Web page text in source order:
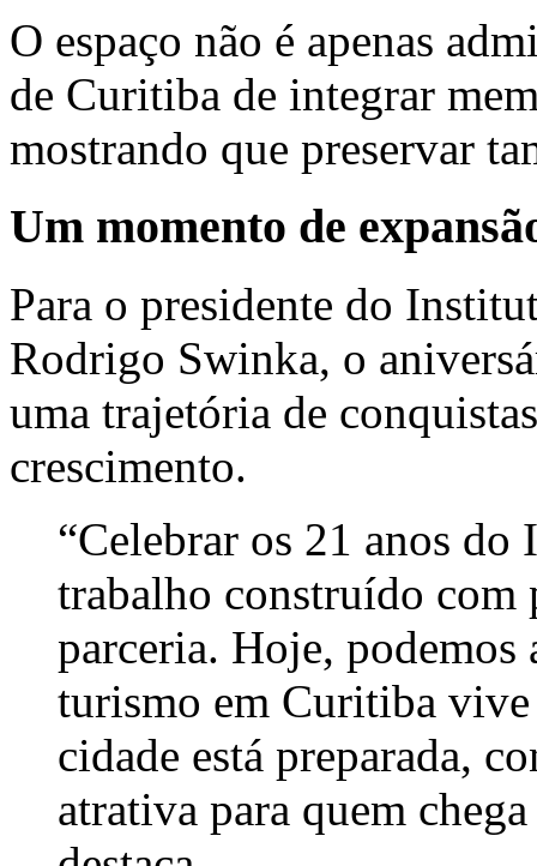
O espaço não é apenas
de Curitiba de integrar
mostrando que preservar
Um momento de
Para o presidente do
Rodrigo Swinka, o
uma trajetória de
crescimento.
“Celebrar os 21 anos
trabalho construído com
parceria. Hoje, podemos
turismo em Curitiba
cidade está preparada,
atrativa para quem